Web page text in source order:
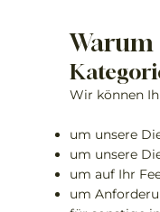
Warum
Wir können
um unsere
um unsere
um auf Ihr
um